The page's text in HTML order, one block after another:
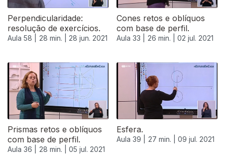
Perpendicularidade:
resolução de exercícios.
Aula 58 | 28 min. | 28 jun. 2021
Cones retos e oblíquos
com base de perfil.
Aula 33 | 26 min. | 02 jul. 2021
Prismas retos e oblíquos
com base de perfil.
Aula 36 | 28 min. | 05 jul. 2021
Esfera.
Aula 39 | 27 min. | 09 jul. 2021
556371